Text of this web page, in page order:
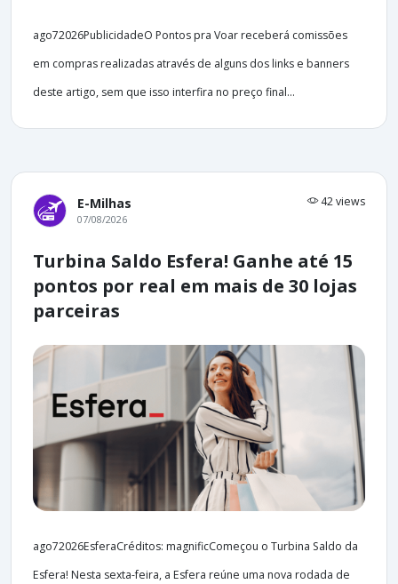
ago72026PublicidadeO Pontos pra Voar receberá comissões
em compras realizadas através de alguns dos links e banners
deste artigo, sem que isso interfira no preço final...
E-Milhas 42 views
07/08/2026
Turbina Saldo Esfera! Ganhe até 15
pontos por real em mais de 30 lojas
parceiras
ago72026EsferaCréditos: magnificComeçou o Turbina Saldo da
Esfera! Nesta sexta-feira, a Esfera reúne uma nova rodada de